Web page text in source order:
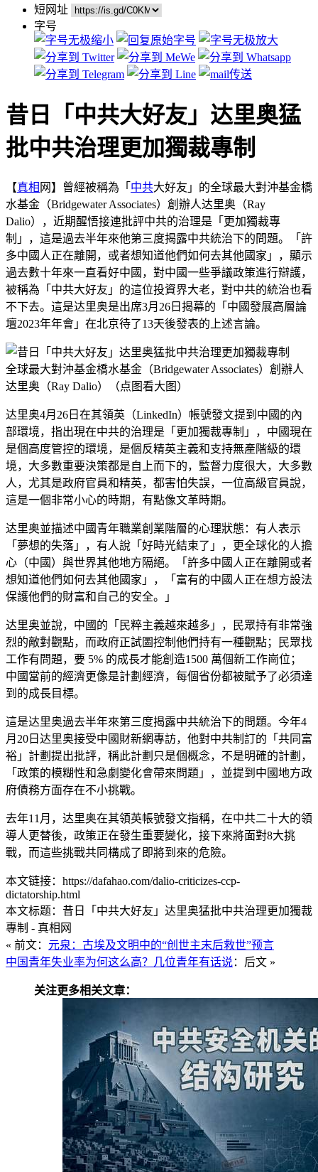
短网址
字号
昔日「中共大好友」达里奥猛
批中共治理更加獨裁專制
【真相 网】曾經被稱為「 中共大好友」的全球最大對沖基金橋
水基金（Bridgewater Associates）創辦人达里奥（Ray
Dalio），近期醒悟接連批評中共的治理是「更加獨裁專
制」，這是過去半年來他第三度揭露中共統治下的問題。「許
多中國人正在離開，或者想知道他們如何去其他國家」，顯示
過去數十年來一直看好中國，對中國一些爭議政策進行辯護，
被稱為「中共大好友」的這位投資界大老，對中共的統治也看
不下去。這是达里奥是出席3月26日揭幕的「中國發展高層論
壇2023年年會」在北京待了13天後發表的上述言論。
全球最大對沖基金橋水基金（Bridgewater Associates）創辦人
达里奥（Ray Dalio）（点图看大图）
达里奥4月26日在其領英（LinkedIn）帳號發文提到中國的內
部環境，指出現在中共的治理是「更加獨裁專制」，中國現在
是個高度管控的環境，是個反精英主義和支持無產階級的環
境，大多數重要決策都是自上而下的，監督力度很大，大多數
人，尤其是政府官員和精英，都害怕失誤，一位高級官員說，
這是一個非常小心的時期，有點像文革時期。
达里奥並描述中國青年職業創業階層的心理狀態：有人表示
「夢想的失落」，有人說「好時光結束了」，更全球化的人擔
心（中國）與世界其他地方隔絕。「許多中國人正在離開或者
想知道他們如何去其他國家」，「富有的中國人正在想方設法
保護他們的財富和自己的安全。」
达里奥並說，中國的「民粹主義越來越多」，民眾持有非常強
烈的敵對觀點，而政府正試圖控制他們持有一種觀點；民眾找
工作有問題，要 5% 的成長才能創造1500 萬個新工作崗位；
中國當前的經濟更像是計劃經濟，每個省份都被賦予了必須達
到的成長目標。
這是达里奥過去半年來第三度揭露中共統治下的問題。今年4
月20日达里奥接受中國財新網專訪，他對中共制訂的「共同富
裕」計劃提出批評，稱此計劃只是個概念，不是明確的計劃，
「政策的模糊性和急劇變化會帶來問題」，並提到中國地方政
府債務方面存在不小挑戰。
去年11月，达里奥在其領英帳號發文指稱，在中共二十大的領
導人更替後，政策正在發生重要變化，接下來將面對8大挑
戰，而這些挑戰共同構成了即將到來的危險。
本文链接：https://dafahao.com/dalio-criticizes-ccp-
dictatorship.html
本文标题：昔日「中共大好友」达里奥猛批中共治理更加獨裁
專制 - 真相网
« 前文： 元泉：古埃及文明中的“创世主末后救世”预言
中国青年失业率为何这么高？几位青年有话说：后文 »
关注更多相关文章：